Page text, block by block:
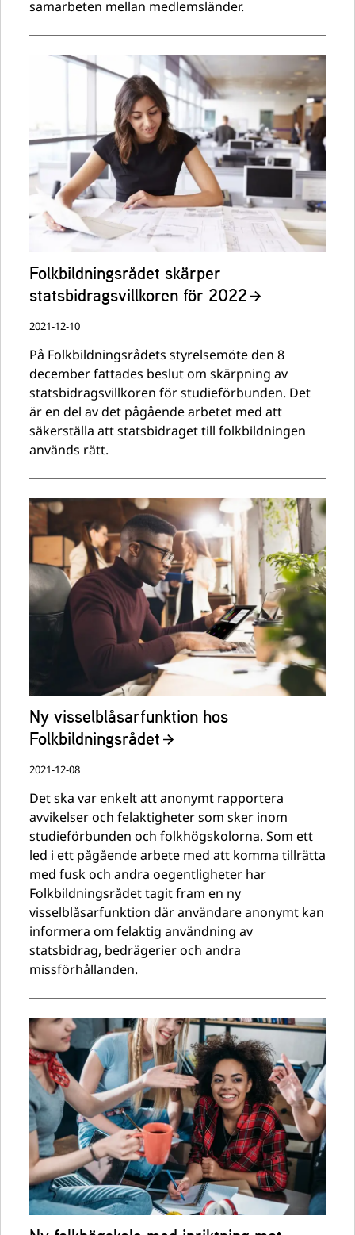
samarbeten mellan medlemsländer.
Folkbildningsrådet skärper
statsbidragsvillkoren för 2022
2021-12-10
På Folkbildningsrådets styrelsemöte den 8
december fattades beslut om skärpning av
statsbidragsvillkoren för studieförbunden. Det
är en del av det pågående arbetet med att
säkerställa att statsbidraget till folkbildningen
används rätt.
Ny visselblåsarfunktion hos
Folkbildningsrådet
2021-12-08
Det ska var enkelt att anonymt rapportera
avvikelser och felaktigheter som sker inom
studieförbunden och folkhögskolorna. Som ett
led i ett pågående arbete med att komma tillrätta
med fusk och andra oegentligheter har
Folkbildningsrådet tagit fram en ny
visselblåsarfunktion där användare anonymt kan
informera om felaktig användning av
statsbidrag, bedrägerier och andra
missförhållanden.